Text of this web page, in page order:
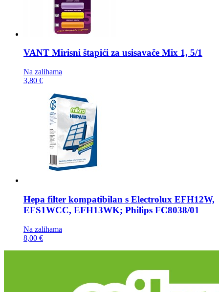
VANT Mirisni štapići za usisavače Mix 1, 5/1
Na zalihama
3,80 €
Hepa filter kompatibilan s Electrolux EFH12W,
EFS1WCC, EFH13WK; Philips FC8038/01
Na zalihama
8,00 €